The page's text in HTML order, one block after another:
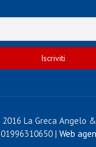
La Greca Angelo &
01996310650 | Web